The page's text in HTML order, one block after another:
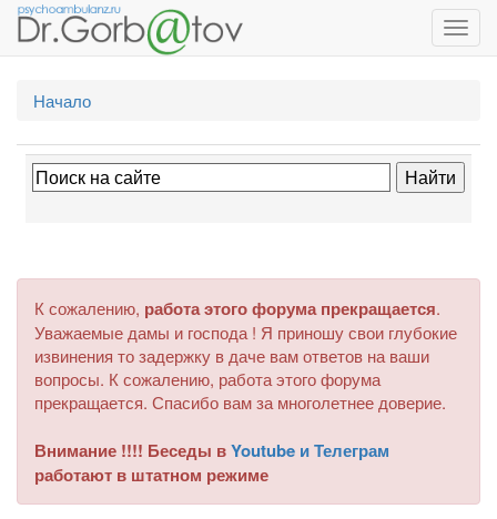
Начало
К сожалению, работа этого форума прекращается.
Уважаемые дамы и господа ! Я приношу свои глубокие
извинения то задержку в даче вам ответов на ваши
вопросы. К сожалению, работа этого форума
прекращается. Спасибо вам за многолетнее доверие.
Внимание !!!! Беседы вYoutube и Телеграм
работают в штатном режиме